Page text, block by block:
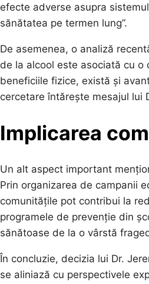
efecte adverse asupra
sănătatea pe termen lung”.
De asemenea, o analiză
de la alcool este asociată cu
beneficiile fizice, există și
cercetare întărește mesajul lui
Implicarea
Un alt aspect important
Prin organizarea de campanii
comunitățile pot contribui la
programele de prevenție din
sănătoase de la o vârstă
În concluzie, decizia lui Dr.
se aliniază cu perspectivele